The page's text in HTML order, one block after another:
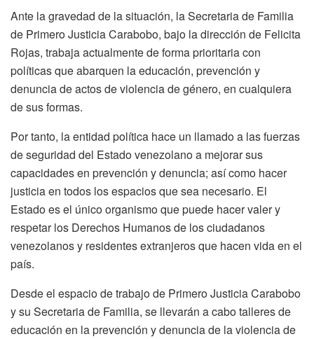
Ante la gravedad de la situación, la Secretaria de Familia
de Primero JusticiaCarabobo, bajo la dirección de Felicita
Rojas, trabaja actualmente de forma prioritaria con
políticas que abarquen la educación, prevención y
denuncia de actos de violencia de género, en cualquiera
de sus formas.
Por tanto, la entidad política hace un llamado a las fuerzas
de seguridad del Estado venezolano a mejorar sus
capacidades en prevención y denuncia; así como hacer
justicia en todos los espacios que sea necesario. El
Estado es el único organismo que puede hacer valer y
respetar los Derechos Humanos de los ciudadanos
venezolanos y residentes extranjeros que hacen vida en el
país.
Desde el espacio de trabajo de Primero Justicia Carabobo
y su Secretaria de Familia, se llevarán a cabo talleres de
educación en la prevención y denuncia de la violencia de